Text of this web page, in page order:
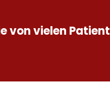
von vielen